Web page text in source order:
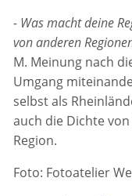
- Was macht deine
von anderen
M. Meinung nach
Umgang
selbst als
auch die Dichte
Region.
Foto: Fotoatelier